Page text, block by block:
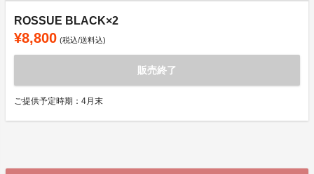
ROSSUE BLACK×2
¥8,800 (税込/送料込)
販売終了
ご提供予定時期：4月末